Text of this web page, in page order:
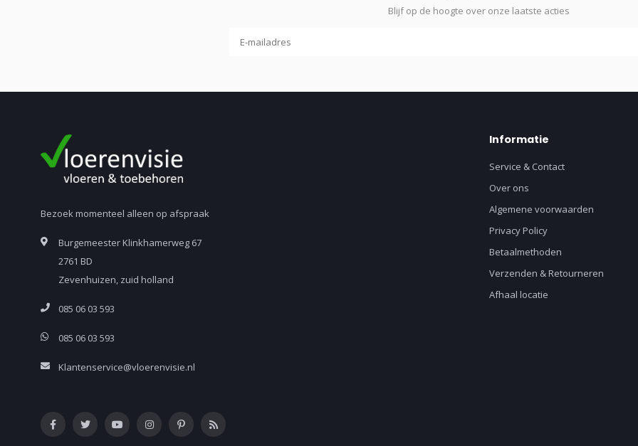
Blijf op de hoogte over onze laatste acties
Bezoek momenteel alleen op afspraak
Burgemeester Klinkhamerweg 67
2761 BD
Zevenhuizen, zuid holland
085 06 03 593
085 06 03 593
Klantenservice@vloerenvisie.nl
Informatie
Service & Contact
Over ons
Algemene voorwaarden
Privacy Policy
Betaalmethoden
Verzenden & Retourneren
Afhaal locatie